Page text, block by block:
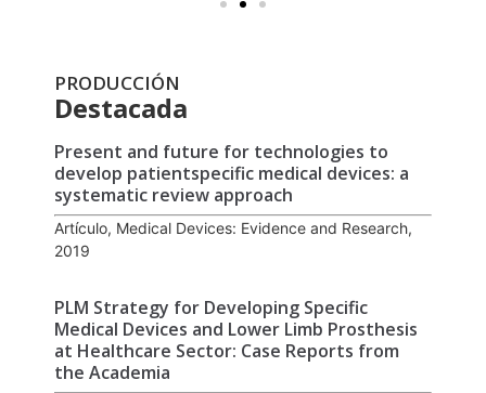
PRODUCCIÓN
Destacada
Present and future for technologies to
develop patientspecific medical devices: a
systematic review approach
Artículo, Medical Devices: Evidence and Research,
2019
PLM Strategy for Developing Specific
Medical Devices and Lower Limb Prosthesis
at Healthcare Sector: Case Reports from
the Academia